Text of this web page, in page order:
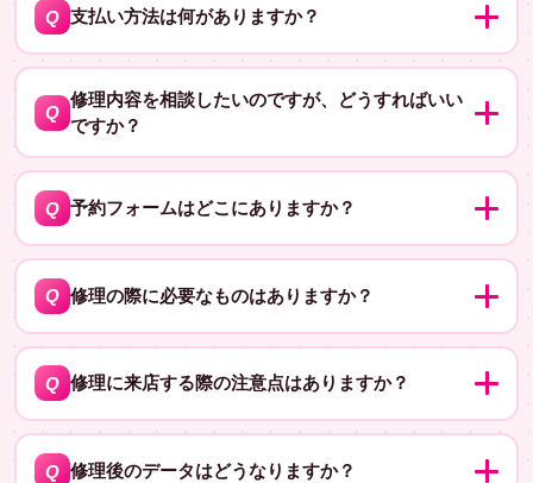
りの店舗をご案内します。
Q 支払い方法は何がありますか？
A 現金のほか、クレジットカード決済（VISA・Master・
JCB・AMEXなど）も可能です。
Q
修理内容を相談したいのですが、どうすればいい
ですか？
A お電話や来店で直接相談できます。また、LINEでの相談
も可能です。
Q 予約フォームはどこにありますか？
A 予約フォームは公式サイトにあります。こちらからご利
用ください: https://iphone119.xyz/予約フォーム
Q 修理の際に必要なものはありますか？
A 特に必要なものはありませんが、修理するスマホをお持
ちください。
Q 修理に来店する際の注意点はありますか？
A 特にありませんが、事前に電話で在庫確認をしていただ
くとスムーズです。
Q 修理後のデータはどうなりますか？